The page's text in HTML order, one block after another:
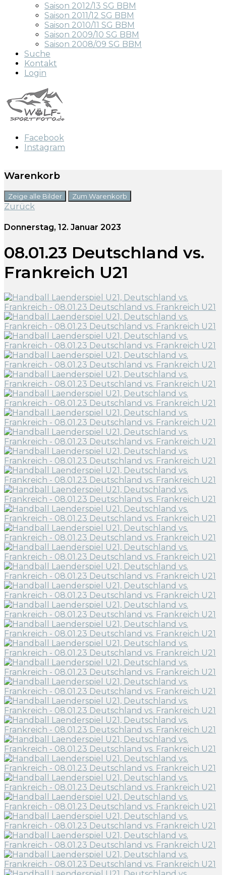
Saison 2012/13 SG BBM
Saison 2011/12 SG BBM
Saison 2010/11 SG BBM
Saison 2009/10 SG BBM
Saison 2008/09 SG BBM
Suche
Kontakt
Login
Facebook
Instagram
Warenkorb
Zeige alle Bilder Zum Warenkorb
Zurück
Donnerstag, 12. Januar 2023
08.01.23 Deutschland vs.
Frankreich U21